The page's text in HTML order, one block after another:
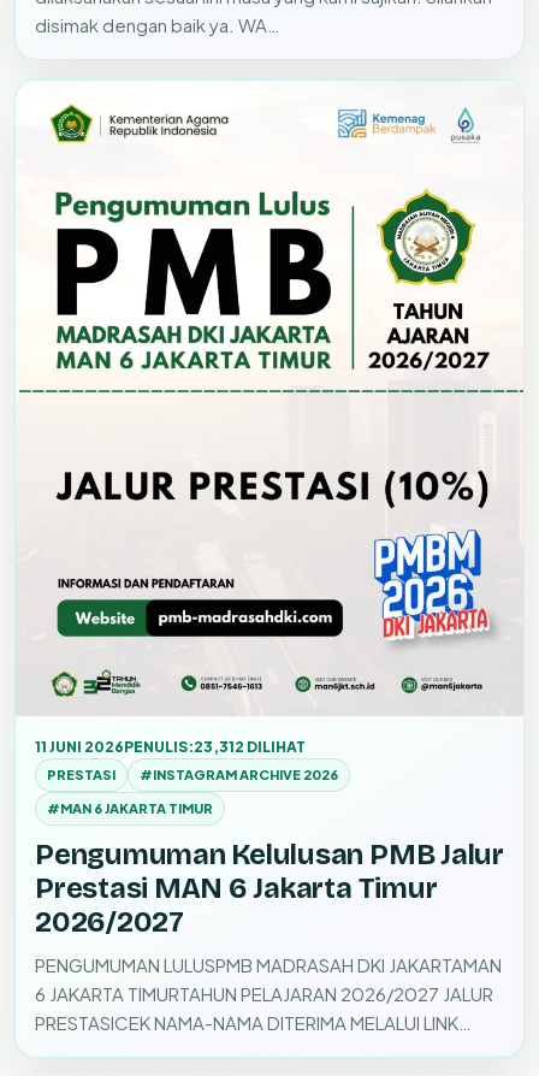
disimak dengan baik ya. WA…
11 JUNI 2026PENULIS:23,312 DILIHAT
PRESTASI #INSTAGRAM ARCHIVE 2026
#MAN 6 JAKARTA TIMUR
Pengumuman Kelulusan PMB Jalur
Prestasi MAN 6 Jakarta Timur
2026/2027
PENGUMUMAN LULUSPMB MADRASAH DKI JAKARTAMAN
6 JAKARTA TIMURTAHUN PELAJARAN 2026/2027 JALUR
PRESTASICEK NAMA-NAMA DITERIMA MELALUI LINK